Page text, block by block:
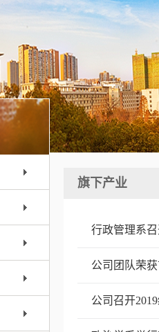
旗下产业
行政管理系
公司团队荣
公司召开